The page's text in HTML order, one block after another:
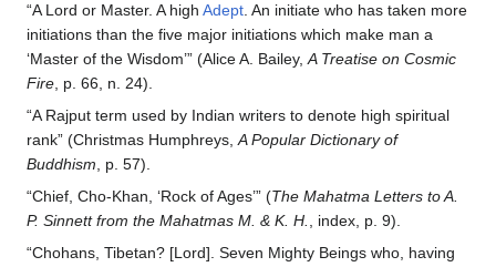
“A Lord or Master. A high Adept. An initiate who has taken more
initiations than the five major initiations which make man a
‘Master of the Wisdom’” (Alice A. Bailey,A Treatise on Cosmic
Fire, p. 66, n. 24).
“A Rajput term used by Indian writers to denote high spiritual
rank” (Christmas Humphreys,A Popular Dictionary of
Buddhism, p. 57).
“Chief, Cho-Khan, ‘Rock of Ages’” (The Mahatma Letters to A.
P. Sinnett from the Mahatmas M. & K. H., index, p. 9).
“Chohans, Tibetan? [Lord]. Seven Mighty Beings who, having